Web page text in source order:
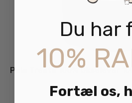
Pala Treats 100% Okselever
69.00 kr.inkl.
Du har
10%
Fortæl os,